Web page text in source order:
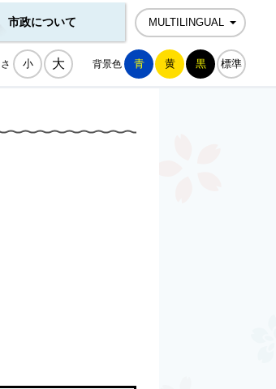
市政について MULTILINGUAL
小 大 背景色 青 黄 黒 標準